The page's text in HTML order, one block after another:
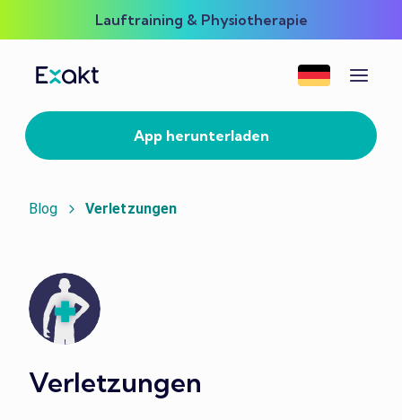
Lauftraining & Physiotherapie
App herunterladen
Blog Verletzungen
Verletzungen